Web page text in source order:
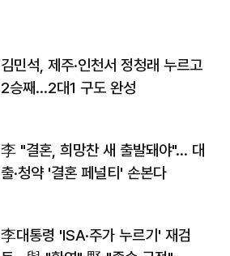
김민석, 제주·인천서 정청래 누르고
2승째…2대1 구도 완성
李 "결혼, 희망찬 새 출발돼야"… 대
출·청약 '결혼 페널티' 손본다
李대통령 'ISA·주가 누르기' 재검